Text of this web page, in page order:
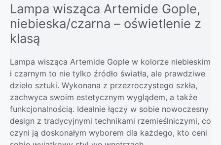
Lampa wisząca Artemide Gople,
niebieska/czarna – oświetlenie z
klasą
Lampa wisząca Artemide Gople w kolorze niebieskim
i czarnym to nie tylko źródło światła, ale prawdziwe
dzieło sztuki. Wykonana z przezroczystego szkła,
zachwyca swoim estetycznym wyglądem, a także
funkcjonalnością. Idealnie łączy w sobie nowoczesny
design z tradycyjnymi technikami rzemieślniczymi, co
czyni ją doskonałym wyborem dla każdego, kto ceni